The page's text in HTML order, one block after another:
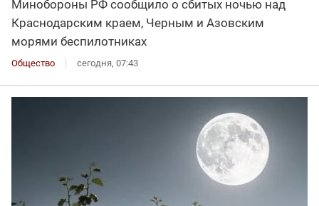
Минобороны РФ сообщило о сбитых ночью над
Краснодарским краем, Черным и Азовским
морями беспилотниках
Общество сегодня, 07:43